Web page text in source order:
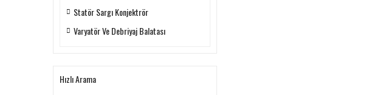
Statör Sargı Konjektrör
Varyatör Ve Debriyaj Balatası
Hızlı Arama